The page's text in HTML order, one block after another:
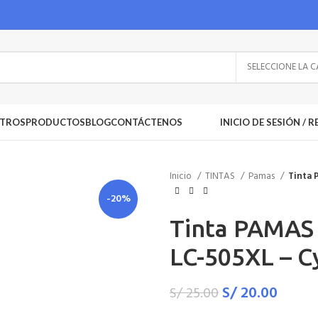
PRODUCTOSBLOGCONTÁCTENOS INICIO DE SESIÓN /
-20%
Inicio TINTAS Pamas Tinta
Tinta
LC-505XL –
S/25.00S/20.00